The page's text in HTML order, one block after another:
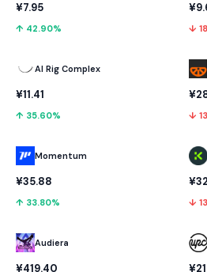
¥7.95
↑ 42.90%
AI Rig Complex
¥11.41
↑ 35.60%
Momentum
¥35.88
↑ 33.80%
Audiera
¥419.40
↓
↓
↓